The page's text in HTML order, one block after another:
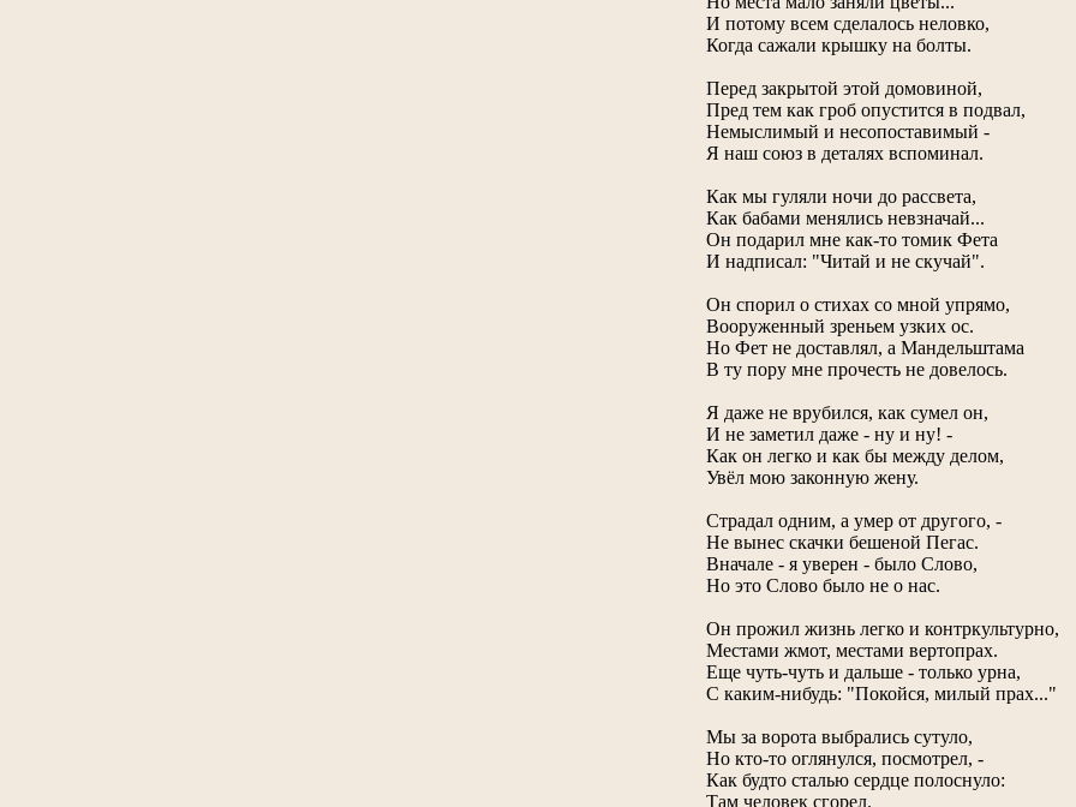
И потому всем сделалось неловко,
Когда сажали крышку на болты.
Перед закрытой этой домовиной,
Пред тем как гроб опустится в подвал,
Немыслимый и несопоставимый -
Я наш союз в деталях вспоминал.
Как мы гуляли ночи до рассвета,
Как бабами менялись невзначай...
Он подарил мне как-то томик Фета
И надписал: "Читай и не скучай".
Он спорил о стихах со мной упрямо,
Вооруженный зреньем узких ос.
Но Фет не доставлял, а Мандельштама
В ту пору мне прочесть не довелось.
Я даже не врубился, как сумел он,
И не заметил даже - ну и ну! -
Как он легко и как бы между делом,
Увёл мою законную жену.
Страдал одним, а умер от другого, -
Не вынес скачки бешеной Пегас.
Вначале - я уверен - было Слово,
Но это Слово было не о нас.
Он прожил жизнь легко и контркультурно,
Местами жмот, местами вертопрах.
Еще чуть-чуть и дальше - только урна,
С каким-нибудь: "Покойся, милый прах..."
Мы за ворота выбрались сутуло,
Но кто-то оглянулся, посмотрел, -
Как будто сталью сердце полоснуло:
Там человек сгорел.